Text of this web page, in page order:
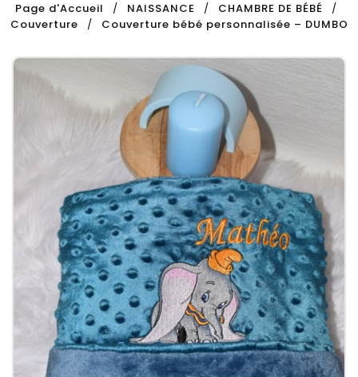
Page d'Accueil NAISSANCE
CHAMBRE DE BÉBÉ
Couverture
Couverture bébé personnalisée – DUMBO